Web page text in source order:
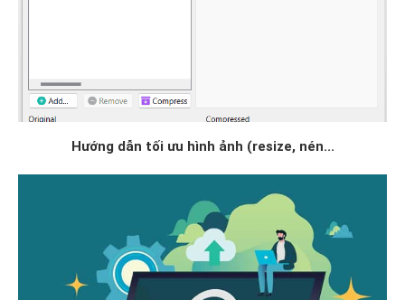
Hướng dẫn tối ưu hình ảnh (resize, nén...